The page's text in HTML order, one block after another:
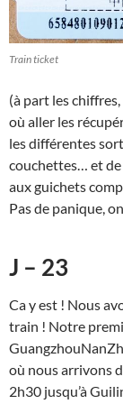
Train ticket
(à part les
où aller les
les différentes
couchettes… et de
aux guichets
Pas de panique,
J – 23
Ca y est ! Nous
train ! Notre
où nous arrivons
2h30 jusqu’à